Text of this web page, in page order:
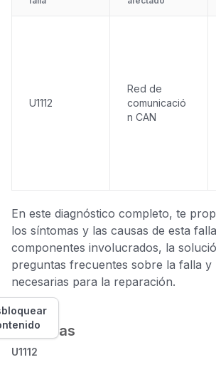
U1112
Red de
comunicació
n CAN
En este diagnóstico completo, te
los síntomas y las causas de esta
componentes involucrados, la
preguntas frecuentes sobre la falla y
necesarias para la reparación.
Síntomas
U1112